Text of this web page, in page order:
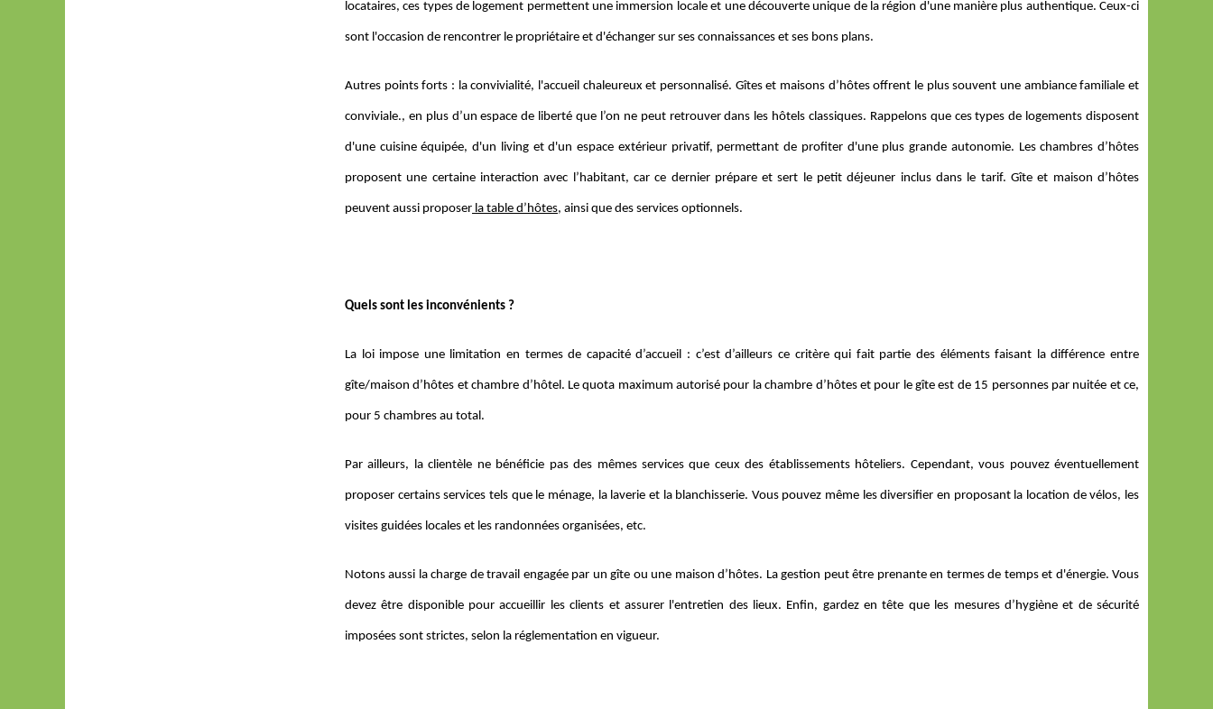
locataires, ces types de logement permettent une immersion locale et une découverte unique de la région d'une manière plus authentique. Ceux-ci
sont l'occasion de rencontrer le propriétaire et d'échanger sur ses connaissances et ses bons plans.
Autres points forts : la convivialité, l'accueil chaleureux et personnalisé. Gîtes et maisons d’hôtes offrent le plus souvent une ambiance familiale et
conviviale., en plus d’un espace de liberté que l’on ne peut retrouver dans les hôtels classiques. Rappelons que ces types de logements disposent
d'une cuisine équipée, d'un living et d'un espace extérieur privatif, permettant de profiter d'une plus grande autonomie. Les chambres d’hôtes
proposent une certaine interaction avec l’habitant, car ce dernier prépare et sert le petit déjeuner inclus dans le tarif. Gîte et maison d’hôtes
peuvent aussi proposer la table d’hôtes, ainsi que des services optionnels.
Quels sont les inconvénients ?
La loi impose une limitation en termes de capacité d’accueil : c’est d’ailleurs ce critère qui fait partie des éléments faisant la différence entre
gîte/maison d’hôtes et chambre d’hôtel. Le quota maximum autorisé pour la chambre d’hôtes et pour le gîte est de 15 personnes par nuitée et ce,
pour 5 chambres au total.
Par ailleurs, la clientèle ne bénéficie pas des mêmes services que ceux des établissements hôteliers. Cependant, vous pouvez éventuellement
proposer certains services tels que le ménage, la laverie et la blanchisserie. Vous pouvez même les diversifier en proposant la location de vélos, les
visites guidées locales et les randonnées organisées, etc.
Notons aussi la charge de travail engagée par un gîte ou une maison d’hôtes. La gestion peut être prenante en termes de temps et d'énergie. Vous
devez être disponible pour accueillir les clients et assurer l'entretien des lieux. Enfin, gardez en tête que les mesures d’hygiène et de sécurité
imposées sont strictes, selon la réglementation en vigueur.